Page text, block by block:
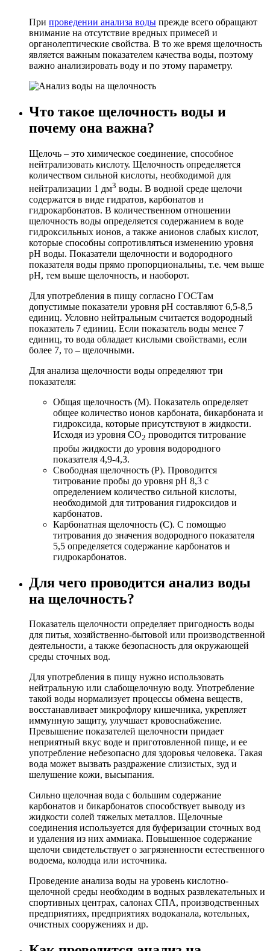
При проведении анализа воды прежде всего обращают
внимание на отсутствие вредных примесей и
органолептические свойства. В то же время щелочность
является важным показателем качества воды, поэтому
важно анализировать воду и по этому параметру.
Что такое щелочность воды и
почему она важна?
Щелочь – это химическое соединение, способное
нейтрализовать кислоту. Щелочность определяется
количеством сильной кислоты, необходимой для
нейтрализации 1 дм3 воды. В водной среде щелочи
содержатся в виде гидратов, карбонатов и
гидрокарбонатов. В количественном отношении
щелочность воды определяется содержанием в воде
гидроксильных ионов, а также анионов слабых кислот,
которые способны сопротивляться изменению уровня
рН воды. Показатели щелочности и водородного
показателя воды прямо пропорциональны, т.е. чем выше
рН, тем выше щелочность, и наоборот.
Для употребления в пищу согласно ГОСТам
допустимые показатели уровня рН составляют 6,5-8,5
единиц. Условно нейтральным считается водородный
показатель 7 единиц. Если показатель воды менее 7
единиц, то вода обладает кислыми свойствами, если
более 7, то – щелочными.
Для анализа щелочности воды определяют три
показателя:
Общая щелочность (М). Показатель определяет
общее количество ионов карбоната, бикарбоната и
гидроксида, которые присутствуют в жидкости.
Исходя из уровня СО2 проводится титрование
пробы жидкости до уровня водородного
показателя 4,9-4,3.
Свободная щелочность (Р). Проводится
титрование пробы до уровня рН 8,3 с
определением количество сильной кислоты,
необходимой для титрования гидроксидов и
карбонатов.
Карбонатная щелочность (С). С помощью
титрования до значения водородного показателя
5,5 определяется содержание карбонатов и
гидрокарбонатов.
Для чего проводится анализ воды
на щелочность?
Показатель щелочности определяет пригодность воды
для питья, хозяйственно-бытовой или производственной
деятельности, а также безопасность для окружающей
среды сточных вод.
Для употребления в пищу нужно использовать
нейтральную или слабощелочную воду. Употребление
такой воды нормализует процессы обмена веществ,
восстанавливает микрофлору кишечника, укрепляет
иммунную защиту, улучшает кровоснабжение.
Превышение показателей щелочности придает
неприятный вкус воде и приготовленной пище, и ее
употребление небезопасно для здоровья человека. Такая
вода может вызвать раздражение слизистых, зуд и
шелушение кожи, высыпания.
Сильно щелочная вода с большим содержание
карбонатов и бикарбонатов способствует выводу из
жидкости солей тяжелых металлов. Щелочные
соединения используется для буферизации сточных вод
и удаления из них аммиака. Повышенное содержание
щелочи свидетельствует о загрязненности естественного
водоема, колодца или источника.
Проведение анализа воды на уровень кислотно-
щелочной среды необходим в водных развлекательных и
спортивных центрах, салонах СПА, производственных
предприятиях, предприятиях водоканала, котельных,
очистных сооружениях и др.